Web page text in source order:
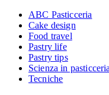
ABC Pasticceria
Cake design
Food travel
Pastry life
Pastry tips
Scienza in pasticceria
Tecniche